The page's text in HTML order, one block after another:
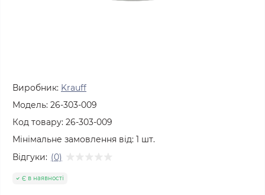
Виробник: Krauff
Модель: 26-303-009
Код товару: 26-303-009
Мінімальне замовлення від: 1 шт.
Відгуки: (0)
Є в наявності